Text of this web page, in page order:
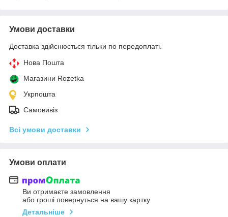
Умови доставки
Доставка здійснюється тільки по передоплаті.
Нова Пошта
Магазини Rozetka
Укрпошта
Самовивіз
Всі умови доставки
Умови оплати
Ви отримаєте замовлення
або гроші повернуться на вашу картку
Детальніше